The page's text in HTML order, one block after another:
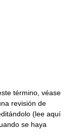
término, véase
revisión de
(lee aquí
se haya